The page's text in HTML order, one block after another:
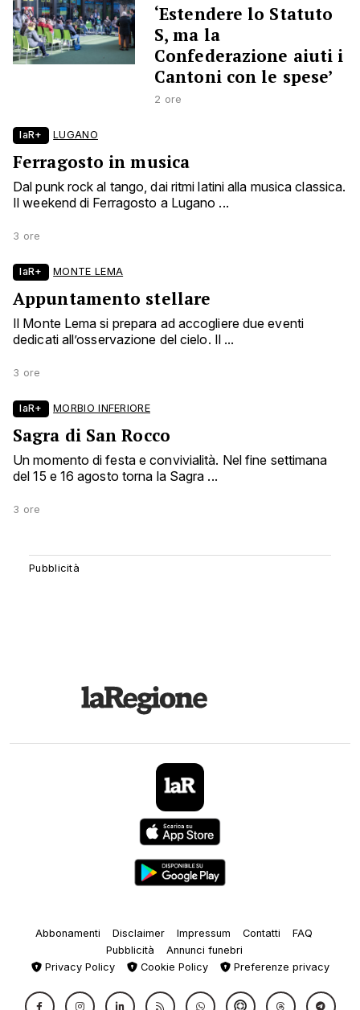
‘Estendere lo Statuto
S, ma la
Confederazione aiuti i
Cantoni con le spese’
2 ore
laR+ LUGANO
Ferragosto in musica
Dal punk rock al tango, dai ritmi latini alla musica classica.
Il weekend di Ferragosto a Lugano ...
3 ore
laR+ MONTE LEMA
Appuntamento stellare
Il Monte Lema si prepara ad accogliere due eventi
dedicati all’osservazione del cielo. Il ...
3 ore
laR+ MORBIO INFERIORE
Sagra di San Rocco
Un momento di festa e convivialità. Nel fine settimana
del 15 e 16 agosto torna la Sagra ...
3 ore
Abbonamenti Disclaimer Impressum Contatti
FAQ
Pubblicità
Annunci funebri
Privacy Policy
Cookie Policy Preferenze privacy